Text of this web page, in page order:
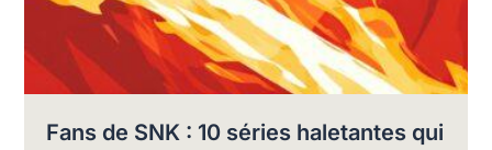
Fans de SNK : 10 séries haletantes qui